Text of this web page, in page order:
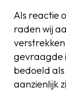
Als reactie
raden wij
gevraagde
bedoeld
aanzienlijk